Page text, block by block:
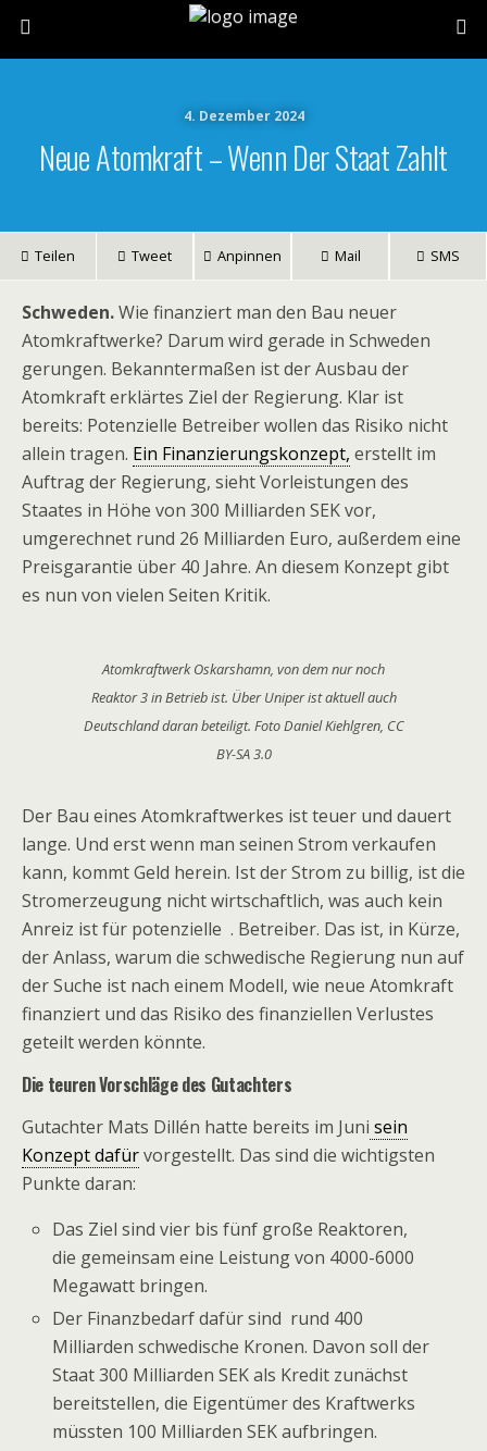
4. Dezember 2024
Neue Atomkraft – Wenn Der Staat Zahlt
Teilen Tweet Anpinnen Mail SMS
Schweden.Wie finanziert man den Bau neuer
Atomkraftwerke? Darum wird gerade in Schweden
gerungen. Bekanntermaßen ist der Ausbau der
Atomkraft erklärtes Ziel der Regierung. Klar ist
bereits: Potenzielle Betreiber wollen das Risiko nicht
allein tragen. Ein Finanzierungskonzept, erstellt im
Auftrag der Regierung, sieht Vorleistungen des
Staates in Höhe von 300 Milliarden SEK vor,
umgerechnet rund 26 Milliarden Euro, außerdem eine
Preisgarantie über 40 Jahre. An diesem Konzept gibt
es nun von vielen Seiten Kritik.
Atomkraftwerk Oskarshamn, von dem nur noch
Reaktor 3 in Betrieb ist. Über Uniper ist aktuell auch
Deutschland daran beteiligt. Foto Daniel Kiehlgren, CC
BY-SA 3.0
Der Bau eines Atomkraftwerkes ist teuer und dauert
lange. Und erst wenn man seinen Strom verkaufen
kann, kommt Geld herein. Ist der Strom zu billig, ist die
Stromerzeugung nicht wirtschaftlich, was auch kein
Anreiz ist für potenzielle . Betreiber. Das ist, in Kürze,
der Anlass, warum die schwedische Regierung nun auf
der Suche ist nach einem Modell, wie neue Atomkraft
finanziert und das Risiko des finanziellen Verlustes
geteilt werden könnte.
Die teuren Vorschläge des Gutachters
Gutachter Mats Dillén hatte bereits im Juni sein
Konzept dafürvorgestellt. Das sind die wichtigsten
Punkte daran:
Das Ziel sind vier bis fünf große Reaktoren,
die gemeinsam eine Leistung von 4000-6000
Megawatt bringen.
Der Finanzbedarf dafür sind rund 400
Milliarden schwedische Kronen. Davon soll der
Staat 300 Milliarden SEK als Kredit zunächst
bereitstellen, die Eigentümer des Kraftwerks
müssten 100 Milliarden SEK aufbringen.